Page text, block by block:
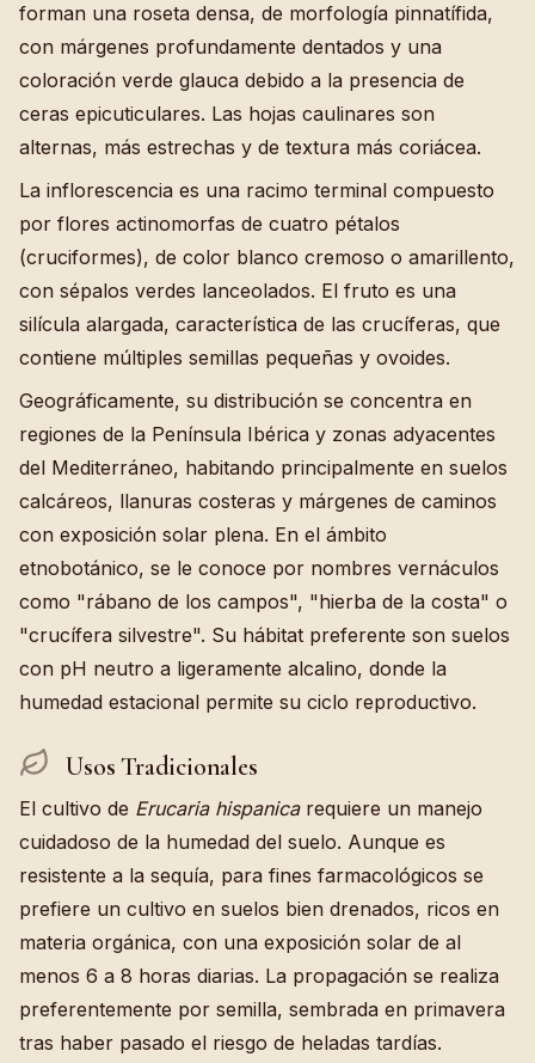
forman una roseta densa, de morfología pinnatífida,
con márgenes profundamente dentados y una
coloración verde glauca debido a la presencia de
ceras epicuticulares. Las hojas caulinares son
alternas, más estrechas y de textura más coriácea.
La inflorescencia es una racimo terminal compuesto
por flores actinomorfas de cuatro pétalos
(cruciformes), de color blanco cremoso o amarillento,
con sépalos verdes lanceolados. El fruto es una
silícula alargada, característica de las crucíferas, que
contiene múltiples semillas pequeñas y ovoides.
Geográficamente, su distribución se concentra en
regiones de la Península Ibérica y zonas adyacentes
del Mediterráneo, habitando principalmente en suelos
calcáreos, llanuras costeras y márgenes de caminos
con exposición solar plena. En el ámbito
etnobotánico, se le conoce por nombres vernáculos
como "rábano de los campos", "hierba de la costa" o
"crucífera silvestre". Su hábitat preferente son suelos
con pH neutro a ligeramente alcalino, donde la
humedad estacional permite su ciclo reproductivo.
Usos Tradicionales
El cultivo de Erucaria hispanicarequiere un manejo
cuidadoso de la humedad del suelo. Aunque es
resistente a la sequía, para fines farmacológicos se
prefiere un cultivo en suelos bien drenados, ricos en
materia orgánica, con una exposición solar de al
menos 6 a 8 horas diarias. La propagación se realiza
preferentemente por semilla, sembrada en primavera
tras haber pasado el riesgo de heladas tardías.